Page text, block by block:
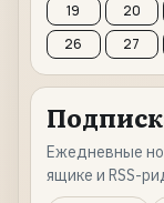
19
20
26
27
Ежедневные
ящике и RSS-